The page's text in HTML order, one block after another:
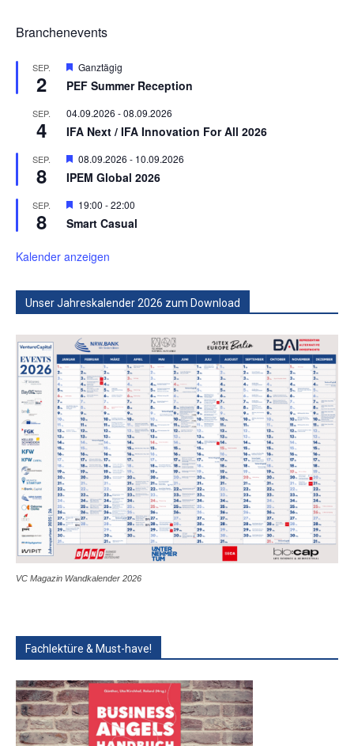
Branchenevents
SEP.
2
Hervorgehoben
Ganztägig
PEF Summer Reception
SEP.
4
04.09.2026 -08.09.2026
IFA Next / IFA Innovation For All 2026
SEP.
8
Hervorgehoben
08.09.2026 - 10.09.2026
IPEM Global 2026
SEP.
8
Hervorgehoben
19:00 -22:00
Smart Casual
Kalender anzeigen
Unser Jahreskalender 2026 zum Download
VC Magazin Wandkalender 2026
Fachlektüre & Must-have!